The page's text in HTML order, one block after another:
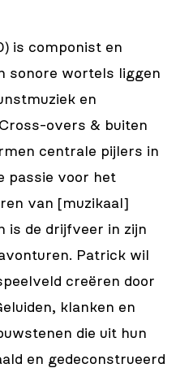
is componist en
sonore wortels liggen
en
overs & buiten
centrale pijlers in
passie voor het
van [muzikaal]
is de drijfveer in zijn
Patrick wil
creëren door
klanken en
die uit hun
en gedeconstrueerd